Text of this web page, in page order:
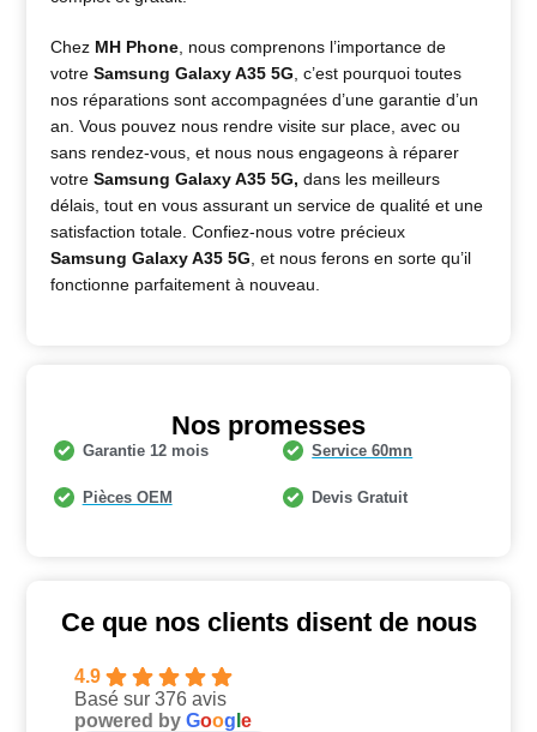
Chez MH Phone , nous comprenons l’importance de
votreSamsung Galaxy A35 5G , c’est pourquoi toutes
nos réparations sont accompagnées d’une garantie d’un
an. Vous pouvez nous rendre visite sur place, avec ou
sans rendez-vous, et nous nous engageons à réparer
votreSamsung Galaxy A35 5G,dans les meilleurs
délais, tout en vous assurant un service de qualité et une
satisfaction totale. Confiez-nous votre précieux
Samsung Galaxy A35 5G , et nous ferons en sorte qu’il
fonctionne parfaitement à nouveau.
Nos promesses
Garantie 12 mois Service 60mn
Pièces OEM Devis Gratuit
Ce que nos clients disent de nous
4.9
Basé sur 376 avis
powered byGoog le